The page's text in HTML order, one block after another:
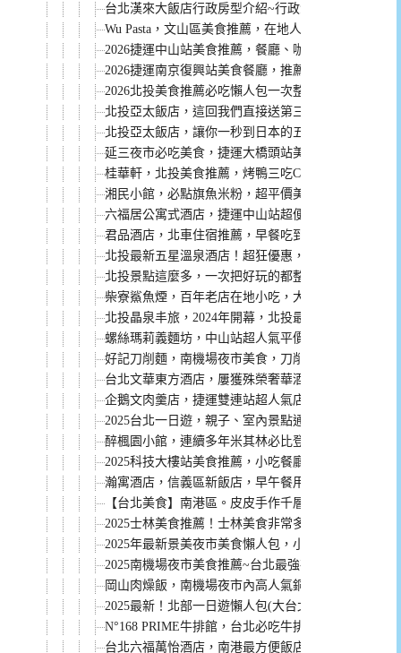
台北漢來大飯店行政房型介紹~行政酒廊貴賓軒太讚
Wu Pasta，文山區美食推薦，在地人都愛這一家。被
2026捷運中山站美食推薦，餐廳、咖啡廳、小吃懶人
2026捷運南京復興站美食餐廳，推薦必吃懶人包
2026北投美食推薦必吃懶人包一次整理給你
北投亞太飯店，這回我們直接送第三人免費入住含早
北投亞太飯店，讓你一秒到日本的五星溫泉飯店！
延三夜市必吃美食，捷運大橋頭站美食懶人包
桂華軒，北投美食推薦，烤鴨三吃CP值超高，而且停
湘民小館，必點旗魚米粉，超平價美味的餐廳
六福居公寓式酒店，捷運中山站超便利可以停車的住
君品酒店，北車住宿推薦，早餐吃到12點，還有台北
北投最新五星溫泉酒店！超狂優惠，第三、四人真的
北投景點這麼多，一次把好玩的都整理給你喔！
柴寮鯊魚煙，百年老店在地小吃，大龍峒市場必吃美
北投晶泉丰旅，2024年開幕，北投最新五星溫泉飯店
螺絲瑪莉義麵坊，中山站超人氣平價義大利麵，點餐
好記刀削麵，南機場夜市美食，刀削麵、炒餅、小菜
台北文華東方酒店，屢獲殊榮奢華酒店！
企鵝文肉羹店，捷運雙連站超人氣店家，30多年老店
2025台北一日遊，親子、室內景點通通有，搭捷運就
醉楓園小館，連續多年米其林必比登推介。必點菜單
2025科技大樓站美食推薦，小吃餐廳都有
瀚寓酒店，信義區新飯店，早午餐用餐空間美，買一
【台北美食】南港區。皮皮手作千層蛋糕 後山埤站
2025士林美食推薦！士林美食非常多，搭捷運到士林
2025年最新景美夜市美食懶人包，小吃、餐廳都有，
2025南機場夜市美食推薦~台北最強夜市，得吃好幾
岡山肉燥飯，南機場夜市內高人氣銅板美食，只有白
2025最新！北部一日遊懶人包(大台北、桃園、新竹
N°168 PRIME牛排館，台北必吃牛排之一，捷運忠孝
台北六福萬怡酒店，南港最方便飯店。捷運高鐵就能